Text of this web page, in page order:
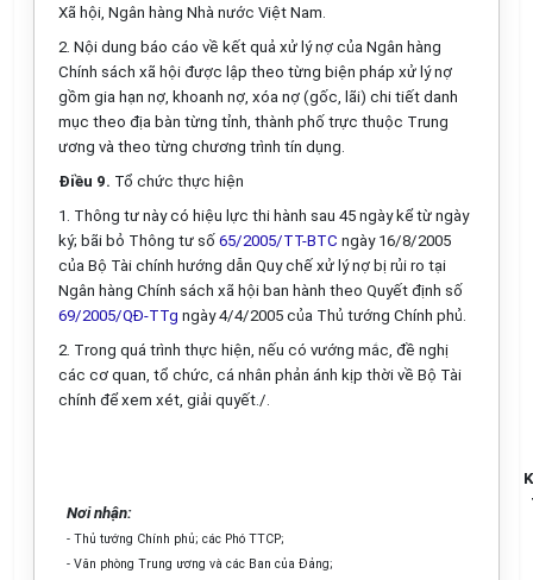
Xã hội, Ngân hàng Nhà nước Việt Nam.
2. Nội dung báo cáo về kết quả xử lý nợ của Ngân hàng
Chính sách xã hội được lập theo từng biện pháp xử lý nợ
gồm gia hạn nợ, khoanh nợ, xóa nợ (gốc, lãi) chi tiết danh
mục theo địa bàn từng tỉnh, thành phố trực thuộc Trung
ương và theo từng chương trình tín dụng.
Điều 9. Tổ chức thực hiện
1. Thông tư này có hiệu lực thi hành sau 45 ngày kể từ ngày
ký; bãi bỏ Thông tư số 65/2005/TT-BTC ngày 16/8/2005
của Bộ Tài chính hướng dẫn Quy chế xử lý nợ bị rủi ro tại
Ngân hàng Chính sách xã hội ban hành theo Quyết định số
69/2005/QĐ-TTg ngày 4/4/2005 của Thủ tướng Chính phủ.
2. Trong quá trình thực hiện, nếu có vướng mắc, đề nghị
các cơ quan, tổ chức, cá nhân phản ánh kịp thời về Bộ Tài
chính để xem xét, giải quyết./.
Nơi nhận:
- Thủ tướng Chính phủ; các Phó TTCP;
- Văn phòng Trung ương và các Ban của Đảng;